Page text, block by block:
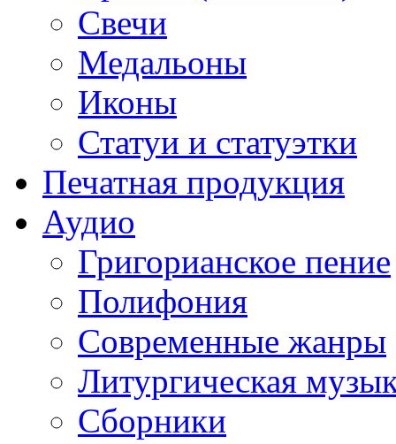
Свечи
Медальоны
Иконы
Статуи и статуэтки
Печатная продукция
Аудио
Григорианское пение
Полифония
Современные жанры
Литургическая
Сборники